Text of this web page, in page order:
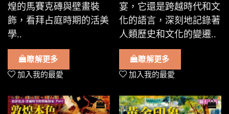
煌的馬賽克磚與壁畫裝
飾，看拜占庭時期的活美
學..
瞭解更多
加入我的最愛
宴，它還是跨越時代和文
化的語言，深刻地記錄著
人類歷史和文化的變遷..
瞭解更多
加入我的最愛